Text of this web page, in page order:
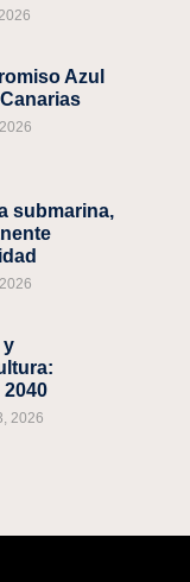
Azul
submarina,
y
2026